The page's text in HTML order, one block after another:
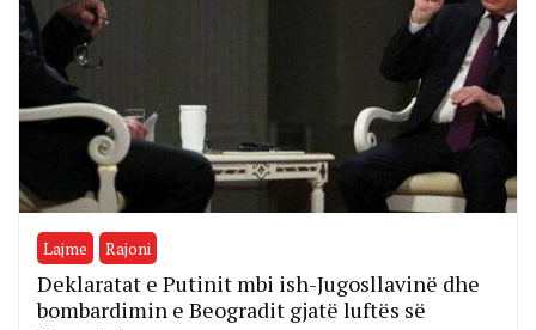
Lajme Rajoni
Deklaratat e Putinit mbi ish-Jugosllavinë dhe
bombardimin e Beogradit gjatë luftës së